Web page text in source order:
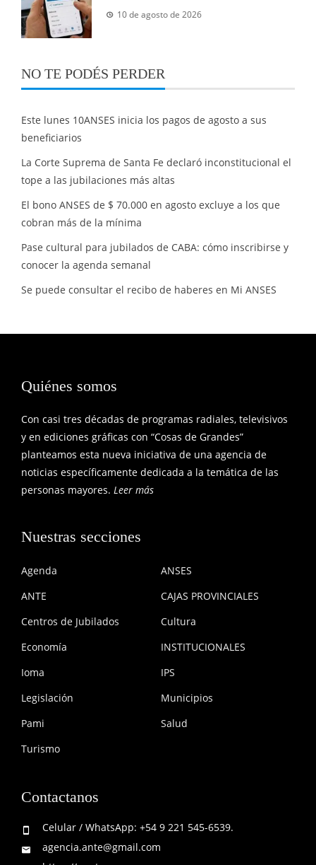
10 de agosto de 2026
NO TE PODÉS PERDER
Este lunes 10ANSES inicia los pagos de agosto a sus
beneficiarios
La Corte Suprema de Santa Fe declaró inconstitucional el
tope a las jubilaciones más altas
El bono ANSES de $ 70.000 en agosto excluye a los que
cobran más de la mínima
Pase cultural para jubilados de CABA: cómo inscribirse y
conocer la agenda semanal
Se puede consultar el recibo de haberes en Mi ANSES
Quiénes somos
Con casi tres décadas de programas radiales, televisivos
y en ediciones gráficas con “Cosas de Grandes”
planteamos esta nueva iniciativa de una agencia de
noticias específicamente dedicada a la temática de las
personas mayores. Leer más
Nuestras secciones
Agenda
ANSES
ANTE
CAJAS PROVINCIALES
Centros de Jubilados
Cultura
Economía
INSTITUCIONALES
Ioma
IPS
Legislación
Municipios
Pami
Salud
Turismo
Contactanos
Celular / WhatsApp: +54 9 221 545-6539.
agencia.ante@gmail.com